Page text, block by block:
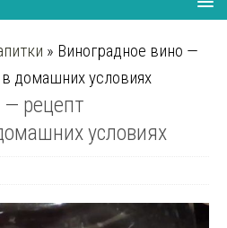
» Виноградное вино —
домашних условиях
— рецепт
условиях